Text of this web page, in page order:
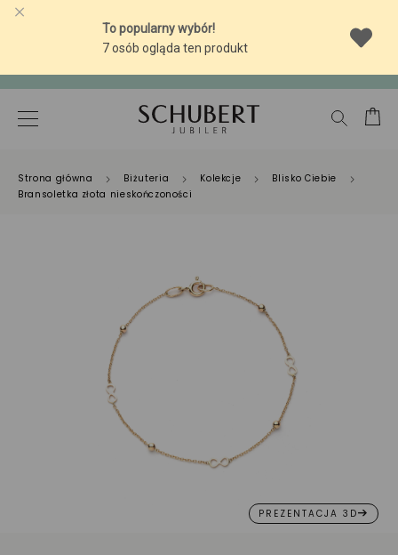
-10% NA SREBRNĄ BIŻUTERIĘ Z BURSZTYNEM
Strona główna Biżuteria Kolekcje
Blisko Ciebie
Bransoletka złota nieskończoności
PREZENTACJA 3D